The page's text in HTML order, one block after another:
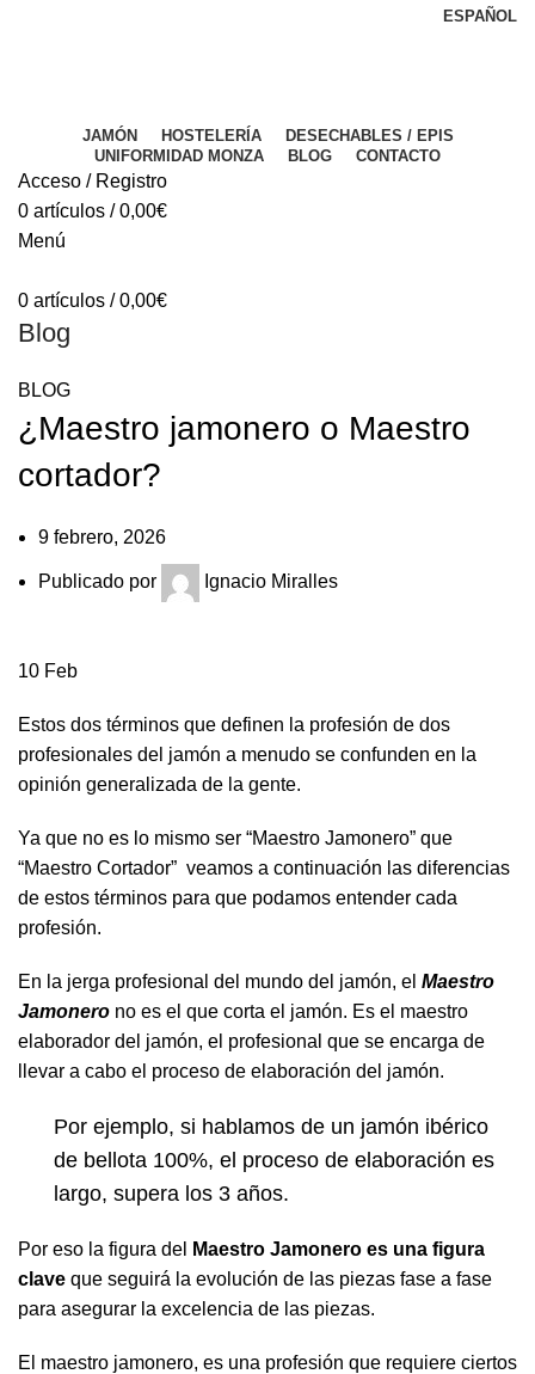
ESPAÑOL
JAMÓN HOSTELERÍA
DESECHABLES / EPIS
UNIFORMIDAD MONZA
BLOG CONTACTO
Acceso / Registro
0 artículos / 0,00€
Menú
0 artículos / 0,00€
Blog
BLOG
¿Maestro jamonero o Maestro
cortador?
9 febrero, 2026
Publicado por Ignacio Miralles
10 Feb
Estos dos términos que definen la profesión de dos
profesionales del jamón a menudo se confunden en la
opinión generalizada de la gente.
Ya que no es lo mismo ser “Maestro Jamonero” que
“Maestro Cortador” veamos a continuación las diferencias
de estos términos para que podamos entender cada
profesión.
En la jerga profesional del mundo del jamón, el Maestro
Jamonero no es el que corta el jamón. Es el maestro
elaborador del jamón, el profesional que se encarga de
llevar a cabo el proceso de elaboración del jamón.
Por ejemplo, si hablamos de un jamón ibérico
de bellota 100%, el proceso de elaboración es
largo, supera los 3 años.
Por eso la figura del
Maestro Jamonero es una figura
clave que seguirá la evolución de las piezas fase a fase
para asegurar la excelencia de las piezas.
El maestro jamonero, es una profesión que requiere ciertos